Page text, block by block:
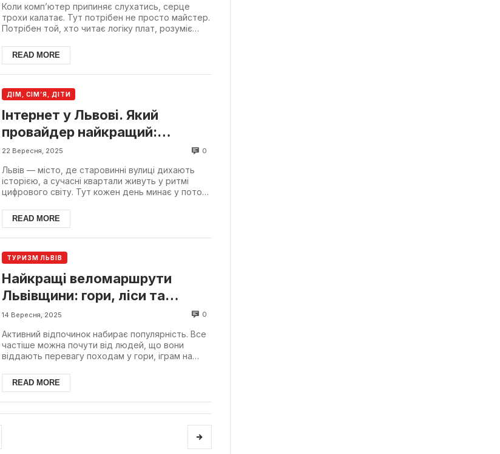
Коли комп’ютер припиняє слухатись, серце
трохи калатає. Тут потрібен не просто майстер.
Потрібен той, хто читає логіку плат, розуміє
READ MORE
ДІМ, СІМ’Я, ДІТИ
Інтернет у Львові. Який
провайдер найкращий:
порівняння тарифів і
швидкості
22 Вересня, 2025 0
Львів — місто, де старовинні вулиці дихають
історією, а сучасні квартали живуть у ритмі
цифрового світу. Тут кожен день минає у потоці
READ MORE
ТУРИЗМ ЛЬВІВ
Найкращі веломаршрути
Львівщини: гори, ліси та
унікальні краєвиди
14 Вересня, 2025 0
Активний відпочинок набирає популярність. Все
частіше можна почути від людей, що вони
віддають перевагу походам у гори, іграм на
READ MORE